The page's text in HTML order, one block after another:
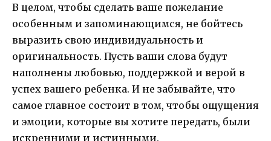
В целом, чтобы сделать ваше пожелание
особенным и запоминающимся, не бойтесь
выразить свою индивидуальность и
оригинальность. Пусть ваши слова будут
наполнены любовью, поддержкой и верой в
успех вашего ребенка. И не забывайте, что
самое главное состоит в том, чтобы ощущения
и эмоции, которые вы хотите передать, были
искренними и истинными.